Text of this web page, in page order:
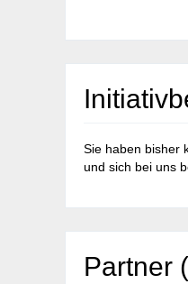
Sie haben bisher
und sich bei uns
Partner